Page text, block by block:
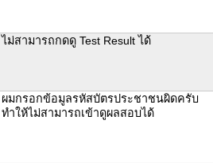
ไม่สามารถกดดู Test Result ได้
ผมกรอกข้อมูลรหัสบัตรประชาชนผิดครับ
ทำให้ไม่สามารถเข้าดูผลสอบได้